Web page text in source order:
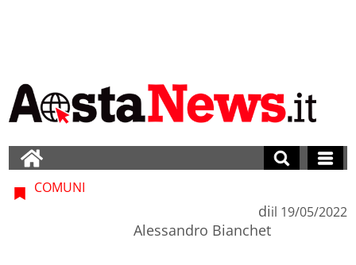
COMUNI
di
Alessandro Bianchet
il 19/05/2022